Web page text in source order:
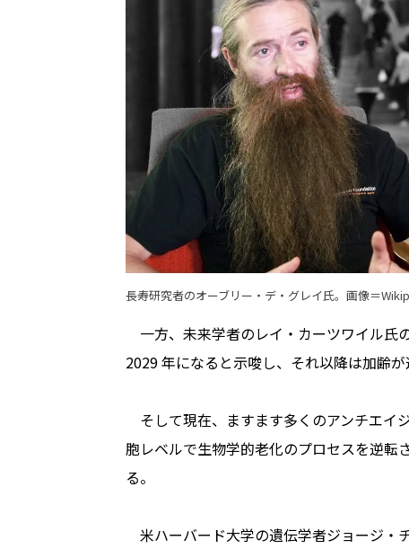
長寿研究者のオーブリー・デ・グレイ氏。画像＝
一方、未来学者のレイ・カーツワイル氏
2029 年になると示唆し、それ以降は加齢
そして現在、ますます多くのアンチエイ
胞レベルで生物学的老化のプロセスを逆転
る。
米ハーバード大学の遺伝学者ジョージ・